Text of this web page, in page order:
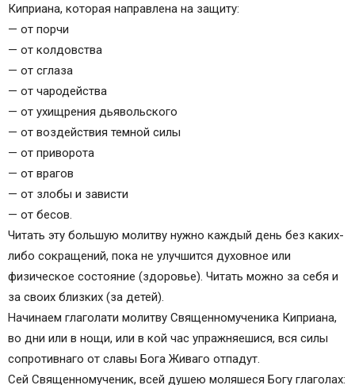
Защитная молитва священномученика Киприана.
Молитва священномученника Киприана
Оригинальный текст молитвы Киприана
православный христианин
Молитва священномученника Киприана
Оригинальный текст молитвы Киприана
Молитвы, которые должен знать каждый
православный христианин
Молитва Киприану и Устине от порчи и всех
злых чар
Защитная молитва Киприану и Иустине
Киприана, которая направлена на защиту:
— от порчи
— от колдовства
— от сглаза
— от чародейства
— от ухищрения дьявольского
— от воздействия темной силы
— от приворота
— от врагов
— от злобы и зависти
— от бесов.
Читать эту большую молитву нужно каждый день без каких-
либо сокращений, пока не улучшится духовное или
физическое состояние (здоровье). Читать можно за себя и
за своих близких (за детей).
Начинаем глаголати молитву Священномученика Киприана,
во дни или в нощи, или в кой час упражняешися, вся силы
сопротивнаго от славы Бога Живаго отпадут.
Сей Священномученик, всей душею моляшеся Богу глаголах: